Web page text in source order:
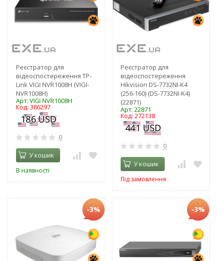
Реєстратор для
відеоспостереження TP-
Link VIGI NVR1008H (VIGI-
NVR1008H)
Арт: VIGI NVR1008H
Код: 386297
0
У кошик
В наявності
Реєстратор для
відеоспостереження
Hikvision DS-7732NI-K4
(256-160) (DS-7732NI-K4)
(22871)
Арт: 22871
Код: 272138
0
У кошик
Під замовлення
-3% -3%